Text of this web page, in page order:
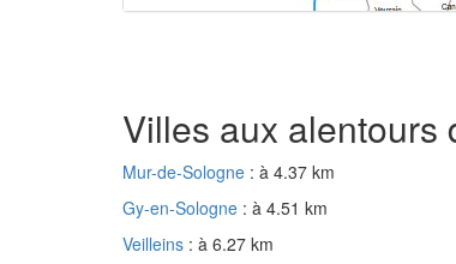
Villes aux alentours
Mur-de-Sologne : à 4.37 km
Gy-en-Sologne : à 4.51 km
Veilleins : à 6.27 km